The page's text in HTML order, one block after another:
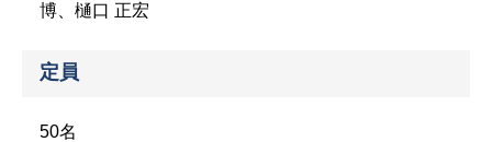
博、樋口 正宏
定員
50名